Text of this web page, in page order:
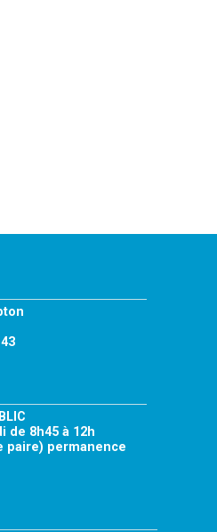
de 8h45 à 12h
paire) permanence